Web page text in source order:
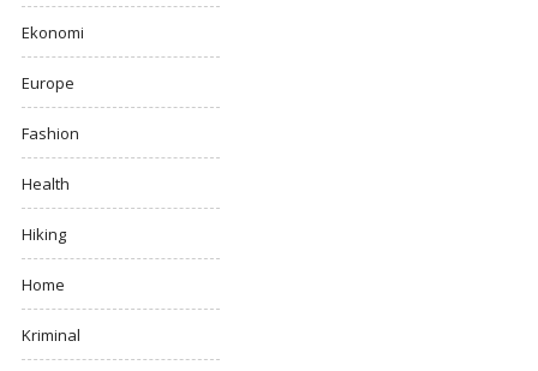
Ekonomi
Europe
Fashion
Health
Hiking
Home
Kriminal